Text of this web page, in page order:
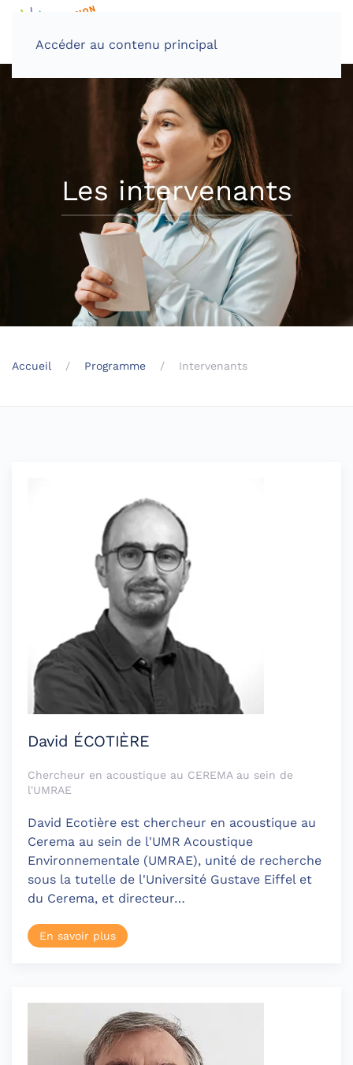
Accéder au contenu principal
Les intervenants
Accueil Programme Intervenants
David ÉCOTIÈRE
Chercheur en acoustique au CEREMA au sein de
l'UMRAE
David Ecotière est chercheur en acoustique au
Cerema au sein de l'UMR Acoustique
Environnementale (UMRAE), unité de recherche
sous la tutelle de l'Université Gustave Eiffel et
du Cerema, et directeur…
En savoir plus